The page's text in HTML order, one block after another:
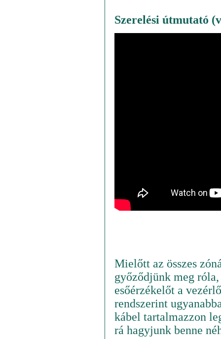
Szerelési útmutató
Mielőtt az összes
győződjünk meg
esőérzékelőt a
rendszerint
kábel tartalmazzon
rá hagyjunk benne